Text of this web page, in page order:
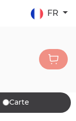
FR
Carte